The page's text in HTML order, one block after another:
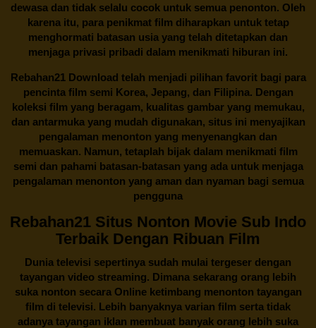
dewasa dan tidak selalu cocok untuk semua penonton. Oleh
karena itu, para penikmat film diharapkan untuk tetap
menghormati batasan usia yang telah ditetapkan dan
menjaga privasi pribadi dalam menikmati hiburan ini.
Rebahan21Download telah menjadi pilihan favorit bagi para
pencinta film semi Korea, Jepang, dan Filipina. Dengan
koleksi film yang beragam, kualitas gambar yang memukau,
dan antarmuka yang mudah digunakan, situs ini menyajikan
pengalaman menonton yang menyenangkan dan
memuaskan. Namun, tetaplah bijak dalam menikmati film
semi dan pahami batasan-batasan yang ada untuk menjaga
pengalaman menonton yang aman dan nyaman bagi semua
pengguna
Rebahan21 Situs Nonton Movie Sub Indo
Terbaik Dengan Ribuan Film
Dunia televisi sepertinya sudah mulai tergeser dengan
tayangan video streaming. Dimana sekarang orang lebih
suka nonton secara Online ketimbang menonton tayangan
film di televisi. Lebih banyaknya varian film serta tidak
adanya tayangan iklan membuat banyak orang lebih suka